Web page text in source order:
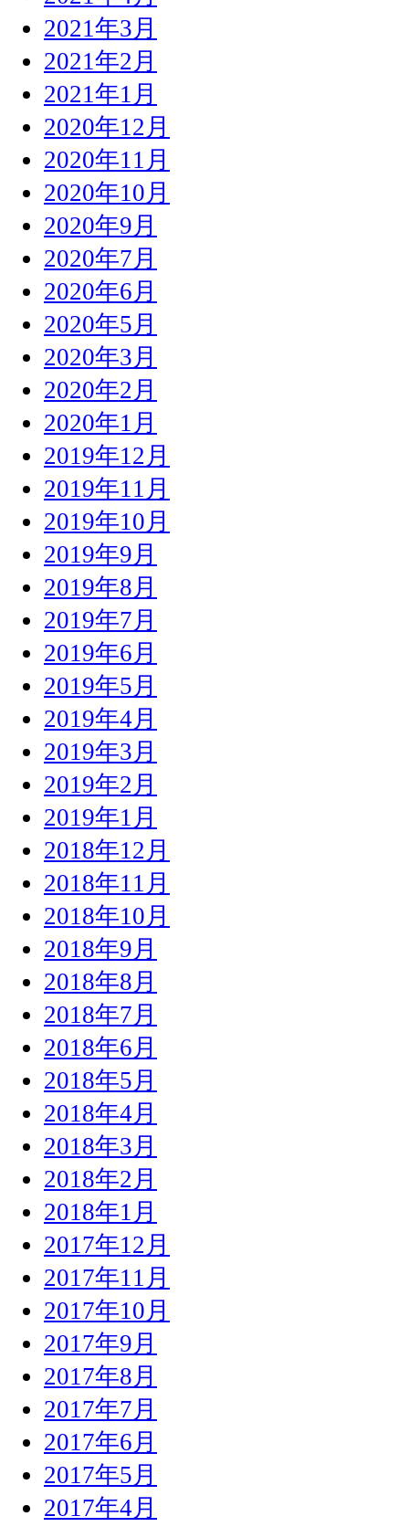
2021年3月
2021年2月
2021年1月
2020年12月
2020年11月
2020年10月
2020年9月
2020年7月
2020年6月
2020年5月
2020年3月
2020年2月
2020年1月
2019年12月
2019年11月
2019年10月
2019年9月
2019年8月
2019年7月
2019年6月
2019年5月
2019年4月
2019年3月
2019年2月
2019年1月
2018年12月
2018年11月
2018年10月
2018年9月
2018年8月
2018年7月
2018年6月
2018年5月
2018年4月
2018年3月
2018年2月
2018年1月
2017年12月
2017年11月
2017年10月
2017年9月
2017年8月
2017年7月
2017年6月
2017年5月
2017年4月